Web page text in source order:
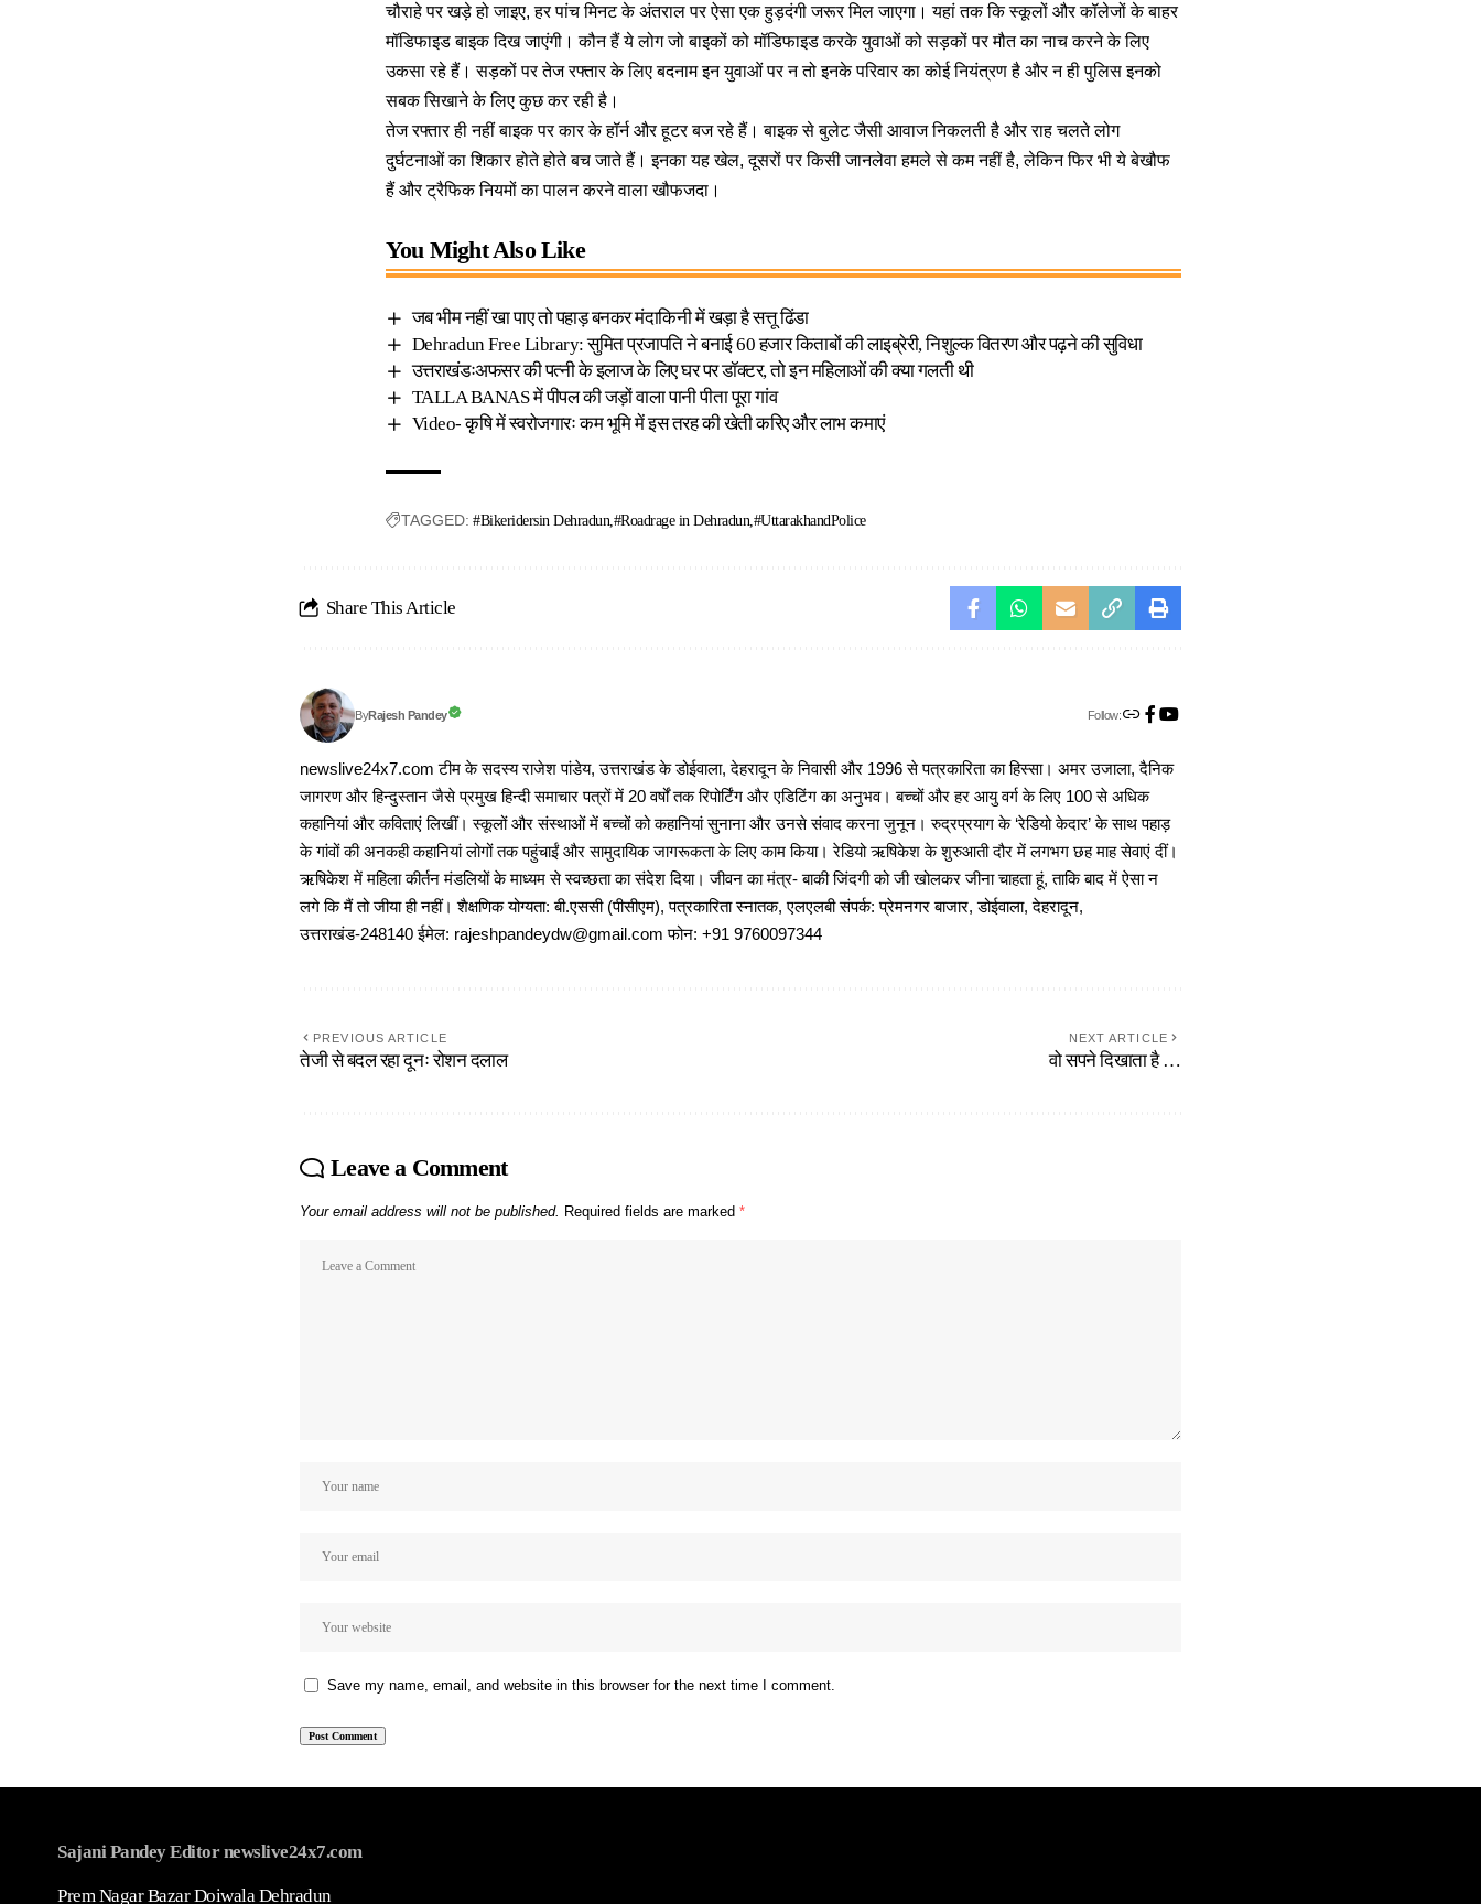
चौराहे पर खड़े हो जाइए, हर पांच मिनट के अंतराल पर ऐसा एक हुड़दंगी जरूर मिल जाएगा। यहां तक कि स्कूलों और कॉलेजों के बाहर
मॉडिफाइड बाइक दिख जाएंगी। कौन हैं ये लोग जो बाइकों को मॉडिफाइड करके युवाओं को सड़कों पर मौत का नाच करने के लिए
उकसा रहे हैं। सड़कों पर तेज रफ्तार के लिए बदनाम इन युवाओं पर न तो इनके परिवार का कोई नियंत्रण है और न ही पुलिस इनको
सबक सिखाने के लिए कुछ कर रही है।
तेज रफ्तार ही नहीं बाइक पर कार के हॉर्न और हूटर बज रहे हैं। बाइक से बुलेट जैसी आवाज निकलती है और राह चलते लोग
दुर्घटनाओं का शिकार होते होते बच जाते हैं। इनका यह खेल, दूसरों पर किसी जानलेवा हमले से कम नहीं है, लेकिन फिर भी ये बेखौफ
हैं और ट्रैफिक नियमों का पालन करने वाला खौफजदा।
You Might Also Like
जब भीम नहीं खा पाए तो पहाड़ बनकर मंदाकिनी में खड़ा है सत्तू ढिंडा
Dehradun Free Library: सुमित प्रजापति ने बनाई 60 हजार किताबों की लाइब्रेरी, निशुल्क वितरण और पढ़ने की सुविधा
उत्तराखंडःअफसर की पत्नी के इलाज के लिए घर पर डॉक्टर, तो इन महिलाओं की क्या गलती थी
TALLA BANAS में पीपल की जड़ों वाला पानी पीता पूरा गांव
Video- कृषि में स्वरोजगारः कम भूमि में इस तरह की खेती करिए और लाभ कमाएं
TAGGED: #Bikeridersin Dehradun #Roadrage in Dehradun #UttarakhandPolice
Share This Article
ByRajesh Pandey Follow:
newslive24x7.com टीम के सदस्य राजेश पांडेय, उत्तराखंड के डोईवाला, देहरादून के निवासी और 1996 से पत्रकारिता का हिस्सा। अमर उजाला, दैनिक
जागरण और हिन्दुस्तान जैसे प्रमुख हिन्दी समाचार पत्रों में 20 वर्षों तक रिपोर्टिंग और एडिटिंग का अनुभव। बच्चों और हर आयु वर्ग के लिए 100 से अधिक
कहानियां और कविताएं लिखीं। स्कूलों और संस्थाओं में बच्चों को कहानियां सुनाना और उनसे संवाद करना जुनून। रुद्रप्रयाग के ‘रेडियो केदार’ के साथ पहाड़
के गांवों की अनकही कहानियां लोगों तक पहुंचाईं और सामुदायिक जागरूकता के लिए काम किया। रेडियो ऋषिकेश के शुरुआती दौर में लगभग छह माह सेवाएं दीं।
ऋषिकेश में महिला कीर्तन मंडलियों के माध्यम से स्वच्छता का संदेश दिया। जीवन का मंत्र- बाकी जिंदगी को जी खोलकर जीना चाहता हूं, ताकि बाद में ऐसा न
लगे कि मैं तो जीया ही नहीं। शैक्षणिक योग्यता: बी.एससी (पीसीएम), पत्रकारिता स्नातक, एलएलबी संपर्क: प्रेमनगर बाजार, डोईवाला, देहरादून,
उत्तराखंड-248140 ईमेल: rajeshpandeydw@gmail.com फोन: +91 9760097344
PREVIOUS ARTICLE
तेजी से बदल रहा दूनः रोशन दलाल
NEXT ARTICLE
वो सपने दिखाता है …
Leave a Comment
Your email address will not be published. Required fields are marked *
Save my name, email, and website in this browser for the next time I comment.
Sajani Pandey Editor newslive24x7.com
Prem Nagar Bazar Doiwala Dehradun